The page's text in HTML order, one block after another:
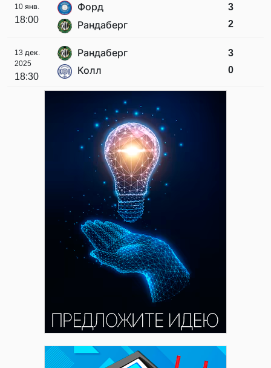
10 янв.
18:00
Форд
Рандаберг
3
2
13 дек.
2025
18:30
Рандаберг
Колл
3
0